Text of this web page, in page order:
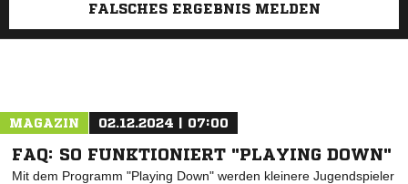
FALSCHES ERGEBNIS MELDEN
MAGAZIN 02.12.2024 | 07:00
FAQ: SO FUNKTIONIERT "PLAYING DOWN"
Mit dem Programm "Playing Down" werden kleinere Jugendspieler